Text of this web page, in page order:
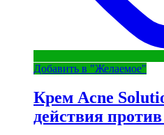
Добавить в "Желаемое"
Крем Acne
действия